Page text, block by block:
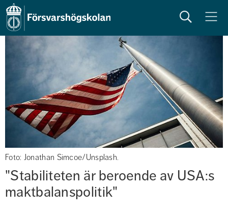
Sök Meny
Foto: Jonathan Simcoe/Unsplash.
"Stabiliteten är beroende av USA:s
maktbalanspolitik"